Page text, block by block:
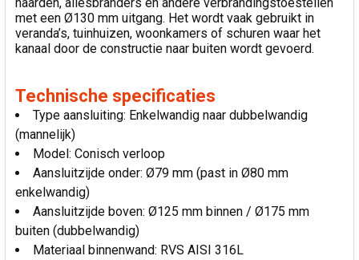
met een Ø130 mm uitgang. Het wordt vaak gebruikt in
veranda’s, tuinhuizen, woonkamers of schuren waar het
kanaal door de constructie naar buiten wordt gevoerd.
Technische specificaties
Type aansluiting: Enkelwandig naar dubbelwandig
(mannelijk)
Model: Conisch verloop
Aansluitzijde onder: Ø79 mm (past in Ø80 mm
enkelwandig)
Aansluitzijde boven: Ø125 mm binnen / Ø175 mm
buiten (dubbelwandig)
Materiaal binnenwand: RVS AISI 316L